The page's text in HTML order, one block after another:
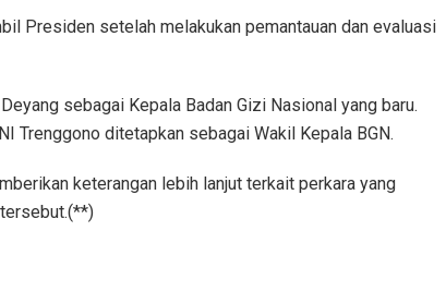
Presiden setelah melakukan pemantauan dan evaluasi
sebagai Kepala Badan Gizi Nasional yang baru.
Trenggono ditetapkan sebagai Wakil Kepala BGN.
keterangan lebih lanjut terkait perkara yang